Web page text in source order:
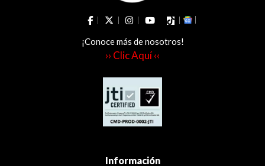
¡Conoce más de nosotros!
›› Clic Aquí ‹‹
Información